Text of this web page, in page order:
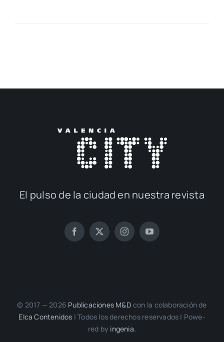
El pul­so de la ciu­dad en nues­tra revis­ta
© 2017 — 2026 Publi­ca­cio­nes M&D con la cola­bo­ra­ción de
Elca Con­te­ni­dos | Todos los dere­chos reser­va­dos | Powe­
red by inge­nia.